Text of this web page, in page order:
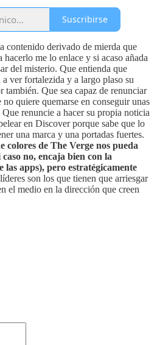
Suscribirse
contenido derivado de mierda que
hacerlo me lo enlace y si acaso añada
del misterio. Que entienda que
a ver fortalezida y a largo plaso su
también. Que sea capaz de renunciar
quiere quemarse en conseguir unas
renuncie a hacer su propia noticia
en Discover porque sabe que lo
una marca y una portadas fuertes.
colores de The Verge nos pueda
no, encaja bien con la
las apps), pero estratégicamente
son los que tienen que arriesgar
el medio en la dirección que creen